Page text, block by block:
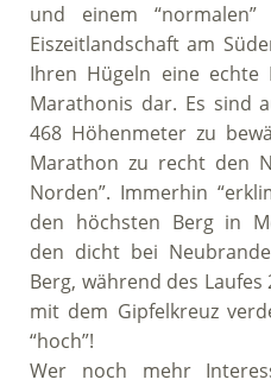
und einem
Eiszeitlandschaft am
Ihren Hügeln eine
Marathonis dar. Es sind
468 Höhenmeter zu
Marathon zu recht den
Norden”. Immerhin
den höchsten Berg in
den dicht bei
Berg, während des
mit dem Gipfelkreuz
“hoch”!
Wer noch mehr